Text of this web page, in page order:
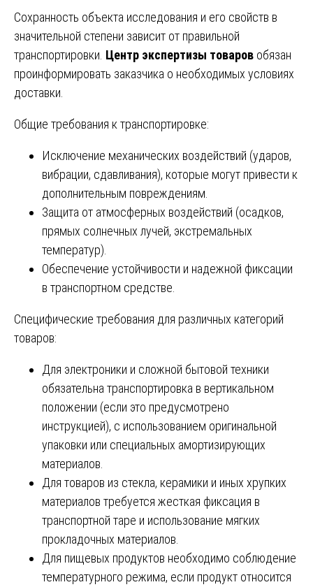
Сохранность объекта исследования и его свойств в
значительной степени зависит от правильной
транспортировки. Центр экспертизы товаров обязан
проинформировать заказчика о необходимых условиях
доставки.
Общие требования к транспортировке:
Исключение механических воздействий (ударов,
вибрации, сдавливания), которые могут привести к
дополнительным повреждениям.
Защита от атмосферных воздействий (осадков,
прямых солнечных лучей, экстремальных
температур).
Обеспечение устойчивости и надежной фиксации
в транспортном средстве.
Специфические требования для различных категорий
товаров:
Для электроники и сложной бытовой техники
обязательна транспортировка в вертикальном
положении (если это предусмотрено
инструкцией), с использованием оригинальной
упаковки или специальных амортизирующих
материалов.
Для товаров из стекла, керамики и иных хрупких
материалов требуется жесткая фиксация в
транспортной таре и использование мягких
прокладочных материалов.
Для пищевых продуктов необходимо соблюдение
температурного режима, если продукт относится